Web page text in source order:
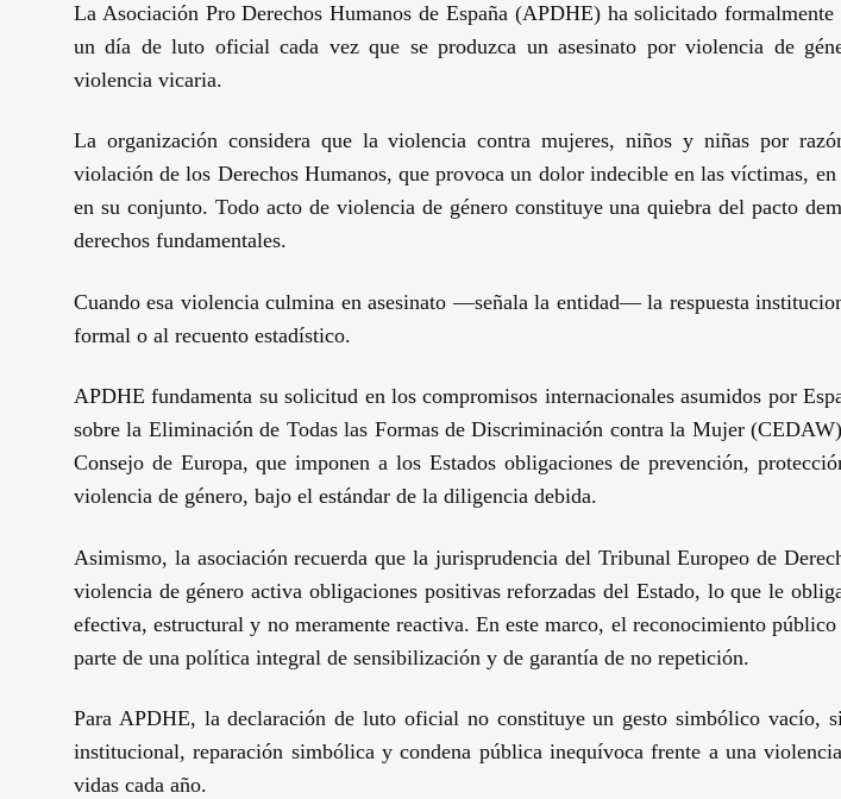
La Asociación Pro Derechos Humanos de España (APDHE) ha solicitado
un día de luto oficial cada vez que se produzca un asesinato por violencia de
violencia vicaria.
La organización considera que la violencia contra mujeres, niños y niñas por
violación de los Derechos Humanos, que provoca un dolor indecible en las víctimas, en
en su conjunto. Todo acto de violencia de género constituye una quiebra del pacto
derechos fundamentales.
Cuando esa violencia culmina en asesinato —señala la entidad— la respuesta
formal o al recuento estadístico.
APDHE fundamenta su solicitud en los compromisos internacionales asumidos por
sobre la Eliminación de Todas las Formas de Discriminación contra la Mujer
Consejo de Europa, que imponen a los Estados obligaciones de prevención,
violencia de género, bajo el estándar de la diligencia debida.
Asimismo, la asociación recuerda que la jurisprudencia del Tribunal Europeo de
violencia de género activa obligaciones positivas reforzadas del Estado, lo que le
efectiva, estructural y no meramente reactiva. En este marco, el reconocimiento
parte de una política integral de sensibilización y de garantía de no repetición.
Para APDHE, la declaración de luto oficial no constituye un gesto simbólico vacío,
institucional, reparación simbólica y condena pública inequívoca frente a una
vidas cada año.